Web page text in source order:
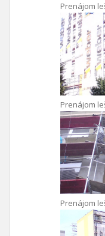
Prenájom
Prenájom
Prenájom